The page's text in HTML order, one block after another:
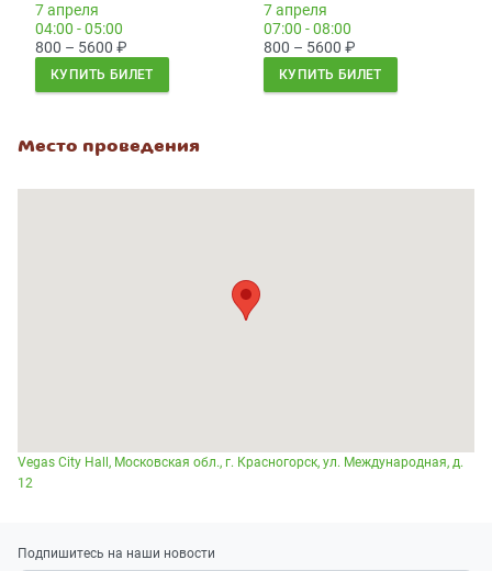
7 апреля
04:00 - 05:00
800 – 5600 ₽
КУПИТЬ БИЛЕТ
7 апреля
07:00 - 08:00
800 – 5600 ₽
КУПИТЬ БИЛЕТ
Место проведения
Vegas City Hall, Московская обл., г. Красногорск, ул. Международная, д.
12
Подпишитесь на наши новости